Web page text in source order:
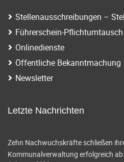
Stellenausschreibungen –
Führerschein-Pflichtumtausch
Onlinedienste
Öffentliche Bekanntmachung
Newsletter
Letzte Nachrichten
Zehn Nachwuchskräfte schließen
Kommunalverwaltung erfolgreich ab